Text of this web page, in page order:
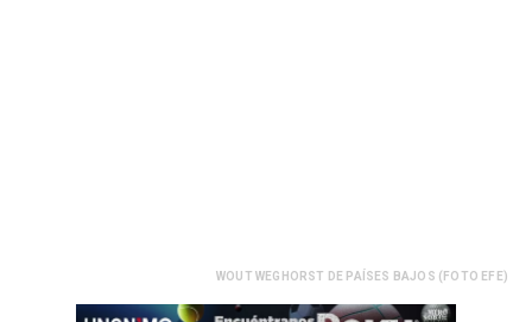
WOUT WEGHORST DE PAÍSES BAJOS (FOTO EFE)